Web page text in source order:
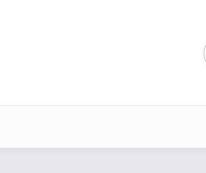
Products
search